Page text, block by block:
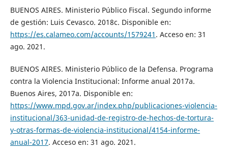
BUENOS AIRES. Ministerio Público Fiscal. Segundo informe
de gestión: Luis Cevasco. 2018c. Disponible en:
https://es.calameo.com/accounts/1579241 . Acceso en: 31
ago. 2021.
BUENOS AIRES. Ministerio Público de la Defensa. Programa
contra la Violencia Institucional: Informe anual 2017a.
Buenos Aires, 2017a. Disponible en:
https://www.mpd.gov.ar/index.php/publicaciones-violencia-
institucional/363-unidad-de-registro-de-hechos-de-tortura-
y-otras-formas-de-violencia-institucional/4154-informe-
anual-2017. Acceso en: 31 ago. 2021.